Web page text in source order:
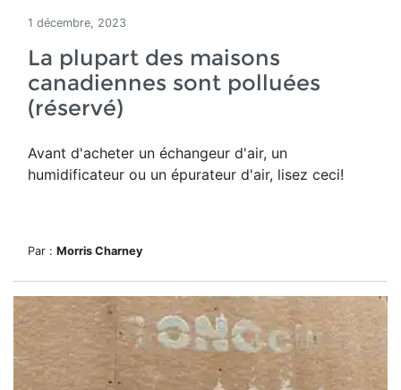
1 décembre, 2023
La plupart des maisons
canadiennes sont polluées
(réservé)
Avant d'acheter un échangeur d'air, un
humidificateur ou un épurateur d'air, lisez ceci!
Par : Morris Charney